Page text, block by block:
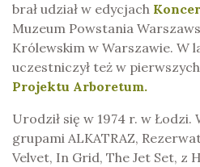
brał udział w edycjach
Muzeum Powstania
Królewskim w Warszawie. W
uczestniczył też w
Projektu Arboretum.
Urodził się w 1974 r. w Łodzi.
grupami ALKATRAZ,
Velvet, In Grid, The Jet Set, z